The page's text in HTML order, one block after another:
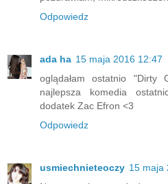
Odpowiedz
ada ha 15 maja 2016 12:47
oglądałam ostatnio "Dirty
najlepsza komedia
dodatek Zac Efron <3
Odpowiedz
usmiechnieteoczy 15 maja